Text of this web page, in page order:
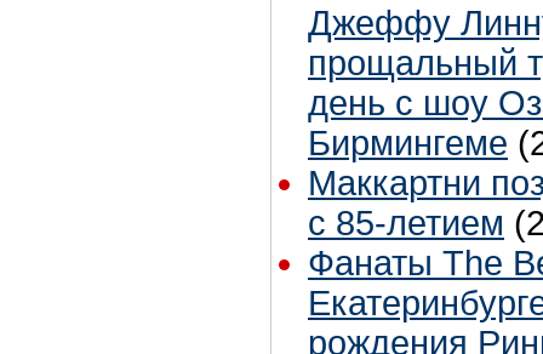
Джеффу
прощальный
день с шоу
Бирмингеме
Маккартни
с 85-летием
Фанаты The
рождения